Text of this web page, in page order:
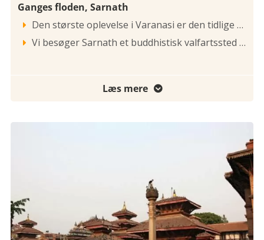
Ganges floden, Sarnath
 Den største oplevelse i Varanasi er den tidlige morgensejltur på Ganges-floden. Lige inden solopgang, farves husene og landskabet gyldent og vi ser de mange badende pilgrimme. Vi ser sadhu’er, og hellige tiggermunke, hvor nogle er næsten nøgne med kroppen smurt i aske og det lange skæg og hår smurt i ko gødning. Munkene sidder rundt på de mange trapper, der fører ned til Indiens moder – Ganges. Det er her hinduerne kremerer deres døde, og når asken langsomt opløses og føres væk med den hellige flod, opnår den døde at (selvet) forener sig med brahman (verdensaltet) og derigennem opnås forløsning og fuld erkendelse. Det er Indiens sjæl, der udfolder sig her.
 Vi besøger Sarnath et buddhistisk valfartssted nord for Varanasi. Der blev kendt, som stedet hvor Buddha underviste sine første disciple og holdt sin første prædiken. Her står en af Indiens få tilbageværende stupaer, den 43 meter høje Dhamekh-Stupa omgivet af en smuk park. Der er Sarnath Museet, der rummer smukke eksempler på buddhistisk billeder udskåret i sten.
Læs mere 